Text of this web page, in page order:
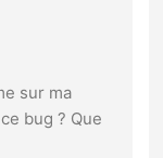
sur ma
bug ? Que